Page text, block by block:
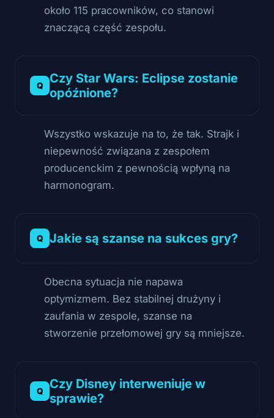
około 115 pracowników, co stanowi
znaczącą część zespołu.
Czy Star Wars: Eclipse zostanie
opóźnione?
Wszystko wskazuje na to, że tak. Strajk i
niepewność związana z zespołem
producenckim z pewnością wpłyną na
harmonogram.
Jakie są szanse na sukces gry?
Obecna sytuacja nie napawa
optymizmem. Bez stabilnej drużyny i
zaufania w zespole, szanse na
stworzenie przełomowej gry są mniejsze.
Czy Disney interweniuje w
sprawie?